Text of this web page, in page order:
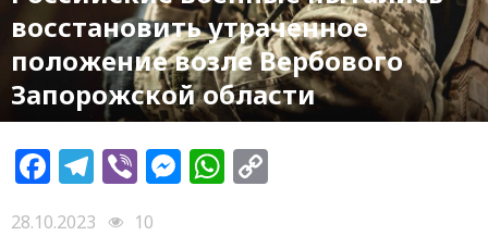
восстановить утраченное
положение возле Вербового
Запорожской области
Facebook
Telegram
ViberMessenger
WhatsApp
28.10.2023
10